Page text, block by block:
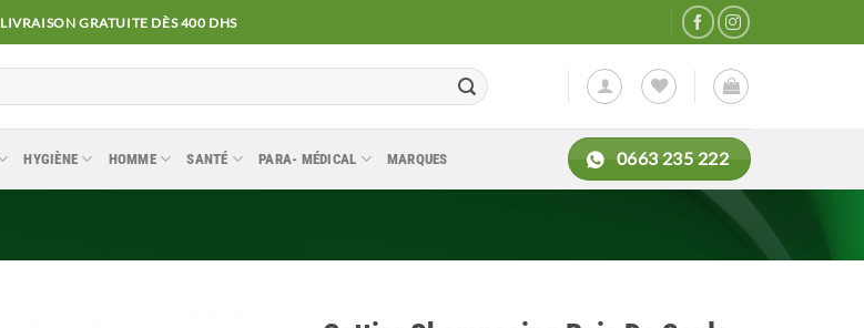
LIVRAISON GRATUITE DÈS 400 DHS
HYGIÈNE HOMME SANTÉ PARA- MÉDICAL MARQUES 0663 235 222